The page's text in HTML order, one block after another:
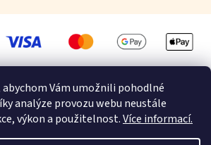
abychom Vám umožnili pohodlné
analýze provozu webu neustále
výkon a použitelnost.Více informací.
Vytvořil Shoptet